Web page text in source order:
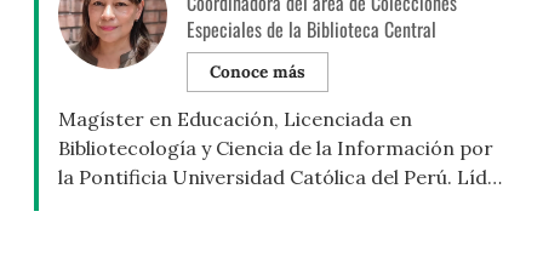
Especiales de la Biblioteca Central
Conoce más
Magíster en Educación, Licenciada en
Bibliotecología y Ciencia de la Información por
la Pontificia Universidad Católica del Perú. Líder